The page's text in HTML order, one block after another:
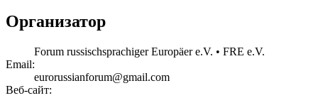
Организатор
Forum russischsprachiger Europäer e.V. • FRE e.V.
Email:
eurorussianforum@gmail.com
Веб-сайт: